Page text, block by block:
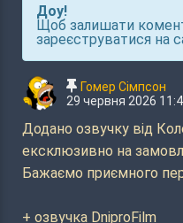
Доу!
Щоб залишати
зареєструватися на
Гомер Сімпсон
29 червня 2026
Додано озвучку від
ексклюзивно на
Бажаємо приємного
+ озвучка DniproFilm